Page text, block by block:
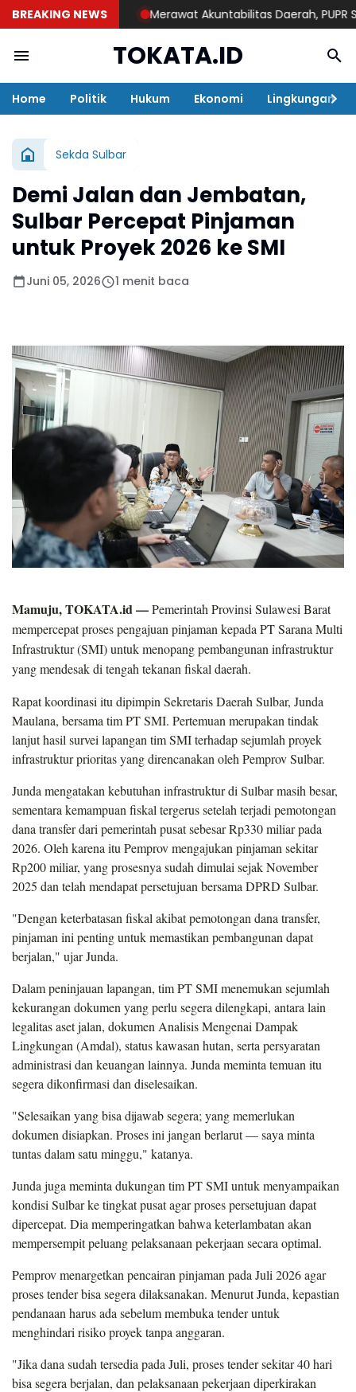
BREAKING NEWS Merawat Akuntabilitas Daerah, PUPR
TOKATA.ID
Home Politik Hukum Ekonomi Lingkungan
Sekda Sulbar
Demi Jalan dan Jembatan,
Sulbar Percepat Pinjaman
untuk Proyek 2026 ke SMI
Juni 05, 2026 1 menit baca
Mamuju, TOKATA.id —Pemerintah Provinsi Sulawesi Barat
mempercepat proses pengajuan pinjaman kepada PT Sarana Multi
Infrastruktur (SMI) untuk menopang pembangunan infrastruktur
yang mendesak di tengah tekanan fiskal daerah.
Rapat koordinasi itu dipimpin Sekretaris Daerah Sulbar, Junda
Maulana, bersama tim PT SMI. Pertemuan merupakan tindak
lanjut hasil survei lapangan tim SMI terhadap sejumlah proyek
infrastruktur prioritas yang direncanakan oleh Pemprov Sulbar.
Junda mengatakan kebutuhan infrastruktur di Sulbar masih besar,
sementara kemampuan fiskal tergerus setelah terjadi pemotongan
dana transfer dari pemerintah pusat sebesar Rp330 miliar pada
2026. Oleh karena itu Pemprov mengajukan pinjaman sekitar
Rp200 miliar, yang prosesnya sudah dimulai sejak November
2025 dan telah mendapat persetujuan bersama DPRD Sulbar.
"Dengan keterbatasan fiskal akibat pemotongan dana transfer,
pinjaman ini penting untuk memastikan pembangunan dapat
berjalan," ujar Junda.
Dalam peninjauan lapangan, tim PT SMI menemukan sejumlah
kekurangan dokumen yang perlu segera dilengkapi, antara lain
legalitas aset jalan, dokumen Analisis Mengenai Dampak
Lingkungan (Amdal), status kawasan hutan, serta persyaratan
administrasi dan keuangan lainnya. Junda meminta temuan itu
segera dikonfirmasi dan diselesaikan.
"Selesaikan yang bisa dijawab segera; yang memerlukan
dokumen disiapkan. Proses ini jangan berlarut — saya minta
tuntas dalam satu minggu," katanya.
Junda juga meminta dukungan tim PT SMI untuk menyampaikan
kondisi Sulbar ke tingkat pusat agar proses persetujuan dapat
dipercepat. Dia memperingatkan bahwa keterlambatan akan
mempersempit peluang pelaksanaan pekerjaan secara optimal.
Pemprov menargetkan pencairan pinjaman pada Juli 2026 agar
proses tender bisa segera dilaksanakan. Menurut Junda, kepastian
pendanaan harus ada sebelum membuka tender untuk
menghindari risiko proyek tanpa anggaran.
"Jika dana sudah tersedia pada Juli, proses tender sekitar 40 hari
bisa segera berjalan, dan pelaksanaan pekerjaan diperkirakan